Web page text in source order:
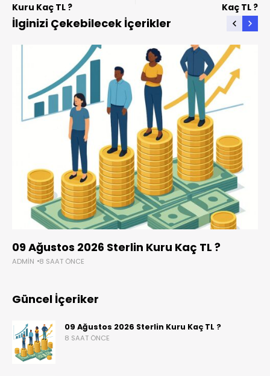
Kuru Kaç TL ?
Kaç TL ?
İlginizi Çekebilecek İçerikler
09 Ağustos 2026 Sterlin Kuru Kaç TL ?
ADMIN 8 SAAT ÖNCE
Güncel İçeriker
09 Ağustos 2026 Sterlin Kuru Kaç TL ?
8 SAAT ÖNCE